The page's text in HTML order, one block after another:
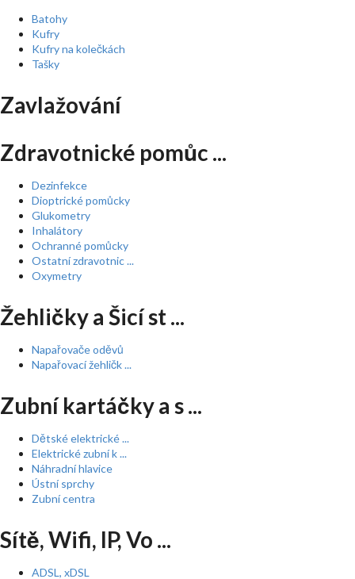
Batohy
Kufry
Kufry na kolečkách
Tašky
Zavlažování
Zdravotnické pomůc ...
Dezinfekce
Dioptrické pomůcky
Glukometry
Inhalátory
Ochranné pomůcky
Ostatní zdravotnic ...
Oxymetry
Žehličky a Šicí st ...
Napařovače oděvů
Napařovací žehličk ...
Zubní kartáčky a s ...
Dětské elektrické ...
Elektrické zubní k ...
Náhradní hlavice
Ústní sprchy
Zubní centra
Sítě, Wifi, IP, Vo ...
ADSL, xDSL